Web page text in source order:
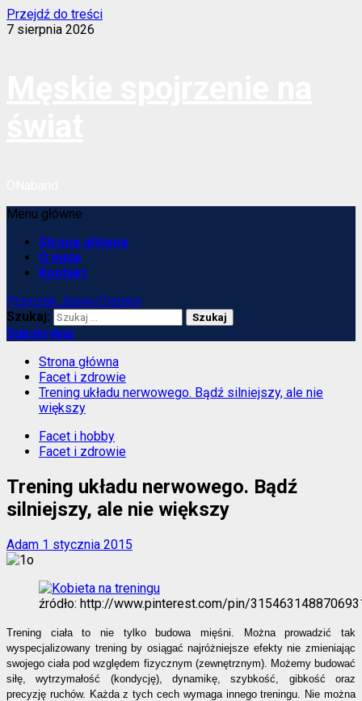
Przejdź do treści
7 sierpnia 2026
Menu główne
Strona główna
O mnie
Kontakt
Przycisk Jasny/Ciemny
Szukaj:
Subskrybuj
Strona główna
Facet i zdrowie
Trening układu nerwowego. Bądź silniejszy, ale nie
większy
Facet i hobby
Facet i zdrowie
Trening układu nerwowego. Bądź
silniejszy, ale nie większy
Adam 1 stycznia 2015
źródło: http://www.pinterest.com/pin/
Trening ciała to nie tylko budowa mięśni. Można prowadzić tak
wyspecjalizowany trening by osiągać najróżniejsze efekty nie zmieniając
swojego ciała pod względem fizycznym (zewnętrznym). Możemy budować
siłę, wytrzymałość (kondycję), dynamikę, szybkość, gibkość oraz
precyzję ruchów. Każda z tych cech wymaga innego treningu. Nie można